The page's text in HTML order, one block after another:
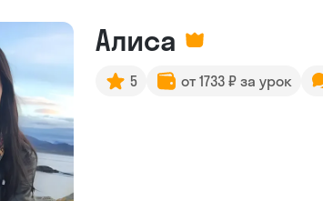
Алиса
5 от 1733 ₽ за урок